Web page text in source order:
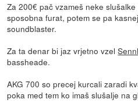
Za 200€ pač vzameš neke
sposobna furat, potem se pa
soundblaster.
Za ta denar bi jaz vrjetno vzel
bassheade.
AKG 700 so precej kurcali zaradi
poka med tem ko imaš slušalje na